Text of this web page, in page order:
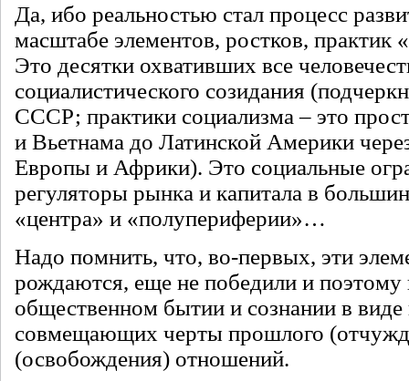
Да, ибо реальностью стал процесс
масштабе элементов, ростков, практик
Это десятки охвативших все
социалистического созидания
СССР; практики социализма – это
и Вьетнама до Латинской Америки
Европы и Африки). Это социальные
регуляторы рынка и капитала в
«центра» и «полупериферии»…
Надо помнить, что, во-первых, эти
рождаются, еще не победили и поэтому
общественном бытии и сознании в
совмещающих черты прошлого
(освобождения) отношений.